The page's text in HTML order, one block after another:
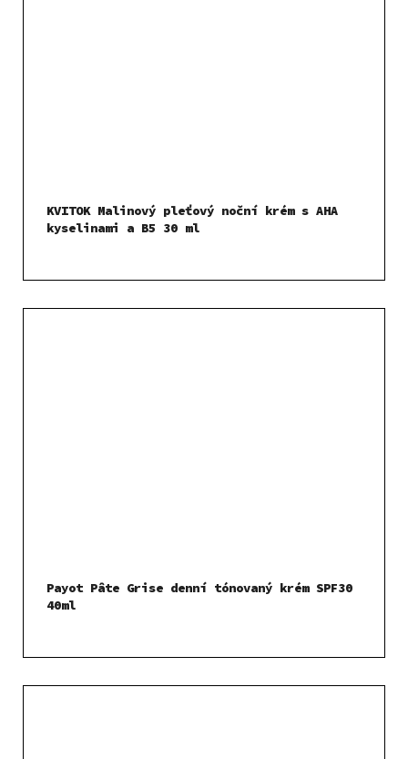
KVITOK Malinový pleťový noční krém s AHA
kyselinami a B5 30 ml
Payot Pâte Grise denní tónovaný krém SPF30
40ml